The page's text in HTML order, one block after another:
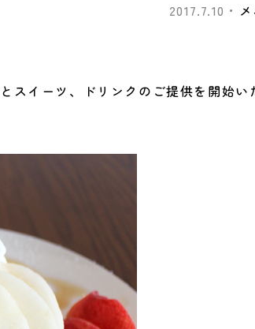
2017.7.10・
スイーツ、ドリンクのご提供を開始い